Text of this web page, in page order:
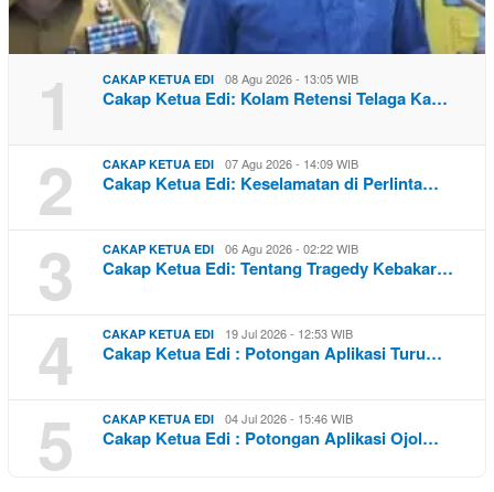
1 CAKAP KETUA EDI 08 Agu 2026 - 13:05 WIB
Cakap Ketua Edi: Kolam Retensi Telaga Ka…
2 CAKAP KETUA EDI 07 Agu 2026 - 14:09 WIB
Cakap Ketua Edi: Keselamatan di Perlinta…
3 CAKAP KETUA EDI 06 Agu 2026 - 02:22 WIB
Cakap Ketua Edi: Tentang Tragedy Kebakar…
4 CAKAP KETUA EDI 19 Jul 2026 - 12:53 WIB
Cakap Ketua Edi : Potongan Aplikasi Turu…
5 CAKAP KETUA EDI 04 Jul 2026 - 15:46 WIB
Cakap Ketua Edi : Potongan Aplikasi Ojol…